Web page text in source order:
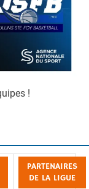
!
PARTENAIRES
DE LA LIGUE